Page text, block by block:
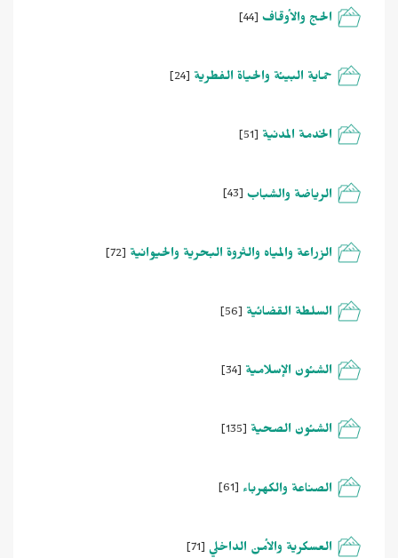
الحج والأوقاف [44]
حماية البيئة والحياة الفطرية [24]
الخدمة المدنية [51]
الرياضة والشباب [43]
الزراعة والمياه والثروة البحرية والحيوانية [72]
السلطة القضائية [56]
الشئون الإسلامية [34]
الشئون الصحية [135]
الصناعة والكهرباء [61]
العسكرية والأمن الداخلي [71]